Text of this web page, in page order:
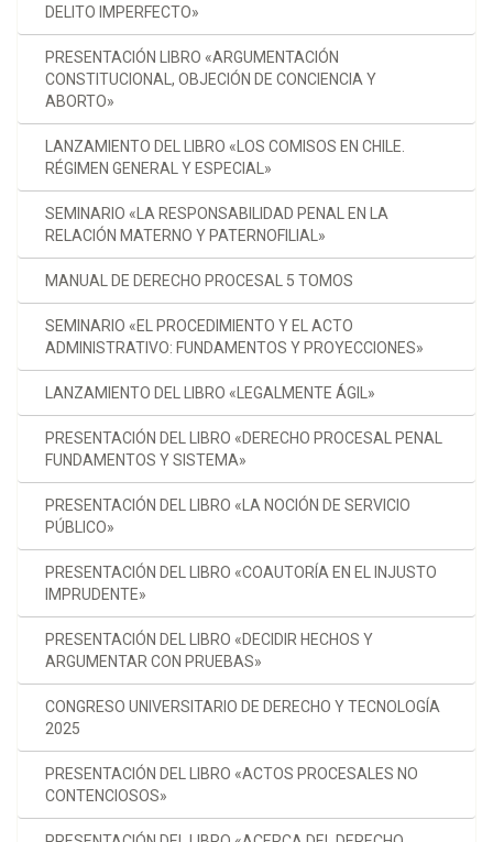
DELITO IMPERFECTO»
PRESENTACIÓN LIBRO «ARGUMENTACIÓN
CONSTITUCIONAL, OBJECIÓN DE CONCIENCIA Y
ABORTO»
LANZAMIENTO DEL LIBRO «LOS COMISOS EN CHILE.
RÉGIMEN GENERAL Y ESPECIAL»
SEMINARIO «LA RESPONSABILIDAD PENAL EN LA
RELACIÓN MATERNO Y PATERNOFILIAL»
MANUAL DE DERECHO PROCESAL 5 TOMOS
SEMINARIO «EL PROCEDIMIENTO Y EL ACTO
ADMINISTRATIVO: FUNDAMENTOS Y PROYECCIONES»
LANZAMIENTO DEL LIBRO «LEGALMENTE ÁGIL»
PRESENTACIÓN DEL LIBRO «DERECHO PROCESAL PENAL
FUNDAMENTOS Y SISTEMA»
PRESENTACIÓN DEL LIBRO «LA NOCIÓN DE SERVICIO
PÚBLICO»
PRESENTACIÓN DEL LIBRO «COAUTORÍA EN EL INJUSTO
IMPRUDENTE»
PRESENTACIÓN DEL LIBRO «DECIDIR HECHOS Y
ARGUMENTAR CON PRUEBAS»
CONGRESO UNIVERSITARIO DE DERECHO Y TECNOLOGÍA
2025
PRESENTACIÓN DEL LIBRO «ACTOS PROCESALES NO
CONTENCIOSOS»